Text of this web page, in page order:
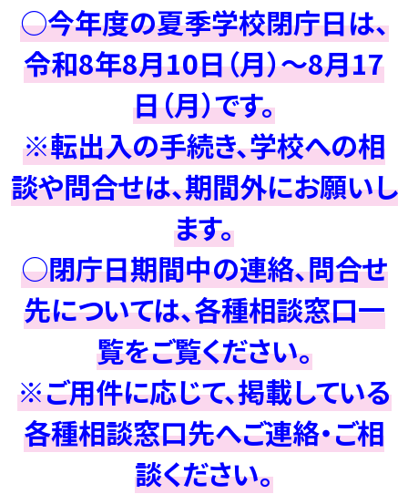
○今年度の夏季学校閉庁日は、
令和8年8月10日（月）～8月17
日（月）です。
※転出入の手続き、学校への相
談や問合せは、期間外にお願いし
ます。
○閉庁日期間中の連絡、問合せ
先については、各種相談窓口一
覧をご覧ください。
※ご用件に応じて、掲載している
各種相談窓口先へご連絡・ご相
談ください。